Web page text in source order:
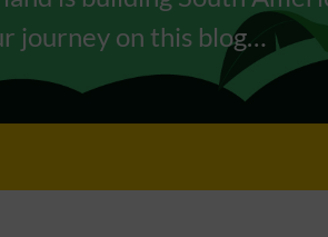
journey on this blog…